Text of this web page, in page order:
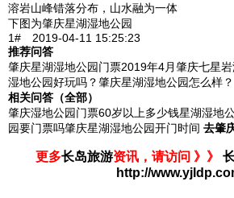
溶岩山峰错落分布，山水融为一体
下图为肇庆星湖湿地公园
1# 2019-04-11 15:25:23
推荐问答
肇庆星湖湿地公园门票2019年4月肇庆七星
湿地公园好玩吗？肇庆星湖湿地公园怎么样？
相关问答（全部）
肇庆湿地公园门票60岁以上多少钱星湖湿地
园要门票吗肇庆星湖湿地公园开门时间 去肇
更多长岛旅游资讯，请访问 》》
http://